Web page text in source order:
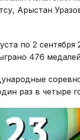
Арыстан
по 2
476
раз в четыре